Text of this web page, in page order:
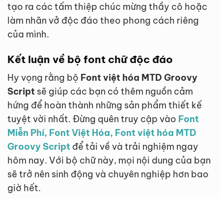
tạo ra các tấm thiệp chúc mừng thầy cô hoặc
làm nhãn vở độc đáo theo phong cách riêng
của mình.
Kết luận về bộ font chữ độc đáo
Hy vọng rằng bộ Font việt hóa MTD Groovy
Script sẽ giúp các bạn có thêm nguồn cảm
hứng để hoàn thành những sản phẩm thiết kế
tuyệt vời nhất. Đừng quên truy cập vào Font
Miễn Phí, Font Việt Hóa, Font việt hóa MTD
Groovy Script để tải về và trải nghiệm ngay
hôm nay. Với bộ chữ này, mọi nội dung của bạn
sẽ trở nên sinh động và chuyên nghiệp hơn bao
giờ hết.